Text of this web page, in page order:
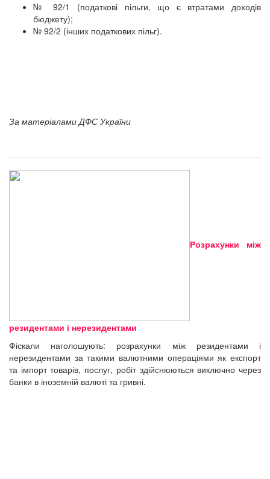
№ 92/1 (податкові пільги, що є втратами доходів
бюджету);
№ 92/2 (інших податкових пільг).
За матеріалами ДФС України
Розрахунки між
резидентами і нерезидентами
Фіскали наголошують: розрахунки між резидентами і
нерезидентами за такими валютними операціями як експорт
та імпорт товарів, послуг, робіт здійснюються виключно через
банки в іноземній валюті та гривні.